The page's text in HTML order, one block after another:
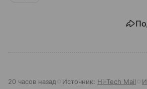
20 часов назад Источник: Hi-Tech Mail